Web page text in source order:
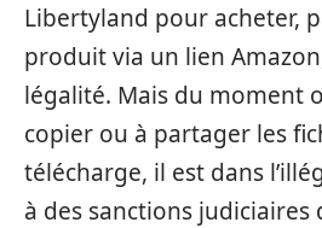
Libertyland pour acheter,
produit via un lien
légalité. Mais du moment
copier ou à partager les
télécharge, il est dans
à des sanctions judiciaires